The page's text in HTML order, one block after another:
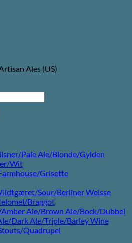
Pale Ale/Blonde/Gylden
Wit
Grisette
Sour/Berliner Weisse
Braggot
Amber Ale/Brown Ale/Bock/Dubbel
Dark Ale/Triple/Barley Wine
Quadrupel
Ales (US)